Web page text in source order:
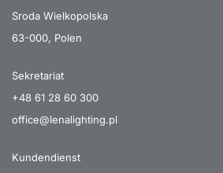
Sroda Wielkopolska
63-000, Polen
Sekretariat
+48 61 28 60 300
office@lenalighting.pl
Kundendienst